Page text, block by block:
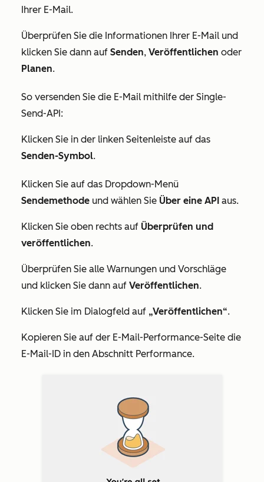
Ihrer E-Mail.
Überprüfen Sie die Informationen Ihrer E-Mail und
klicken Sie dann auf Senden, Veröffentlichen oder
Planen.
So versenden Sie die E-Mail mithilfe der Single-
Send-API:
Klicken Sie in der linken Seitenleiste auf das
Senden-Symbol.
Klicken Sie auf das Dropdown-Menü
Sendemethode und wählen Sie Über eine API aus.
Klicken Sie oben rechts auf Überprüfen und
veröffentlichen.
Überprüfen Sie alle Warnungen und Vorschläge
und klicken Sie dann auf Veröffentlichen.
Klicken Sie im Dialogfeld auf „Veröffentlichen“.
Kopieren Sie auf der E-Mail-Performance-Seite die
E-Mail-ID in den Abschnitt Performance.